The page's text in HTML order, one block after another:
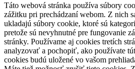
Táto webová stránka používa súbory
zážitku pri prechádzaní webom. Z nich
ukladajú súbory cookie, ktoré sú
pretože sú nevyhnutné pre fungovanie
stránky. Používame aj cookies tretích
analyzovať a pochopiť, ako používate
cookies budú uložené vo vašom